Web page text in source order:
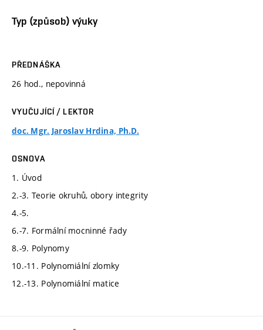
Typ (způsob) výuky
PŘEDNÁŠKA
26 hod., nepovinná
VYUČUJÍCÍ / LEKTOR
doc. Mgr. Jaroslav Hrdina, Ph.D.
OSNOVA
1. Úvod
2.-3. Teorie okruhů, obory integrity
4.-5.
6.-7. Formální mocninné řady
8.-9. Polynomy
10.-11. Polynomiální zlomky
12.-13. Polynomiální matice